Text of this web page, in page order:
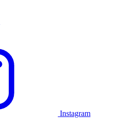
Instagram